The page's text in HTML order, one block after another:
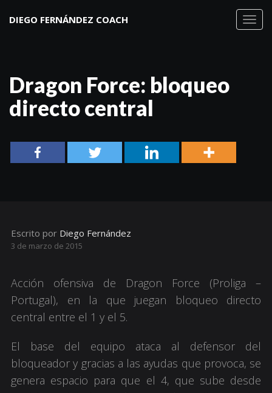
DIEGO FERNÁNDEZ COACH
Dragon Force: bloqueo
directo central
Escrito por Diego Fernández
3 de marzo de 2015
Acción ofensiva de Dragon Force (Proliga –
Portugal), en la que juegan bloqueo directo
central entre el 1 y el 5.
El base del equipo ataca al defensor del
bloqueador y gracias a las ayudas que provoca, se
genera espacio para que el 4, que sube desde